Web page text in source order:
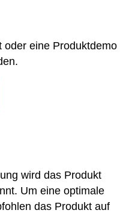
oder eine Produktdemo
wird das Produkt
Um eine optimale
das Produkt auf